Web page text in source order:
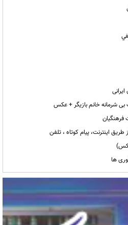
شرمانه خانم بازیگر + عکس
اینترنت، پیام کوتاه ، تلفن
ها